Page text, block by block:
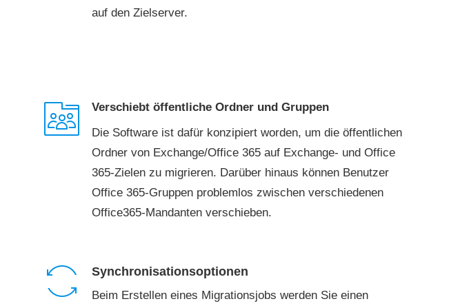
auf den Zielserver.
Verschiebt öffentliche Ordner und Gruppen
Die Software ist dafür konzipiert worden, um die öffentlichen
Ordner von Exchange/Office 365 auf Exchange- und Office
365-Zielen zu migrieren. Darüber hinaus können Benutzer
Office 365-Gruppen problemlos zwischen verschiedenen
Office365-Mandanten verschieben.
Synchronisationsoptionen
Beim Erstellen eines Migrationsjobs werden Sie einen